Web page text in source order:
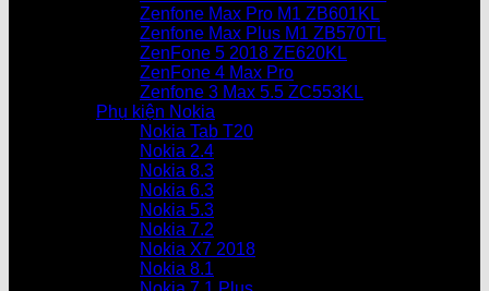
Zenfone Max Pro M1 ZB601KL
Zenfone Max Plus M1 ZB570TL
ZenFone 5 2018 ZE620KL
ZenFone 4 Max Pro
Zenfone 3 Max 5.5 ZC553KL
Phụ kiện Nokia
Nokia Tab T20
Nokia 2.4
Nokia 8.3
Nokia 6.3
Nokia 5.3
Nokia 7.2
Nokia X7 2018
Nokia 8.1